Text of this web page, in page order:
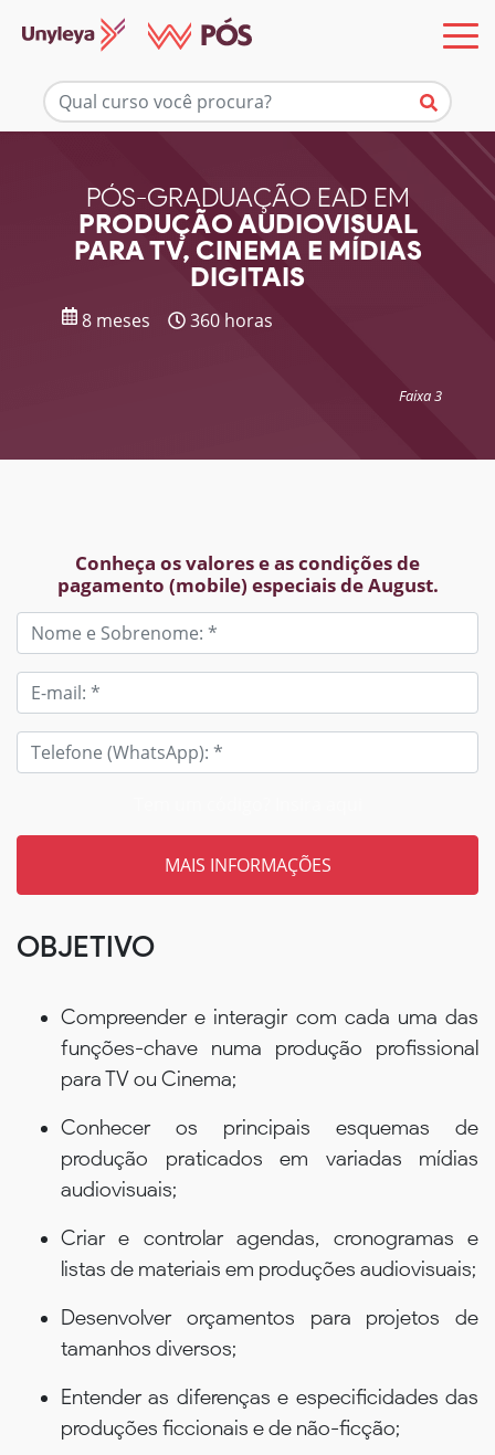
PÓS-GRADUAÇÃO EAD EM
PRODUÇÃO AUDIOVISUAL
PARA TV, CINEMA E MÍDIAS
DIGITAIS
8 meses 360 horas
Faixa 3
Conheça os valores e as condições de
pagamento (mobile) especiais de August.
Mais informações
OBJETIVO
Compreender e interagir com cada uma das
funções-chave numa produção profissional
para TV ou Cinema;
Conhecer os principais esquemas de
produção praticados em variadas mídias
audiovisuais;
Criar e controlar agendas, cronogramas e
listas de materiais em produções audiovisuais;
Desenvolver orçamentos para projetos de
tamanhos diversos;
Entender as diferenças e especificidades das
produções ficcionais e de não-ficção;